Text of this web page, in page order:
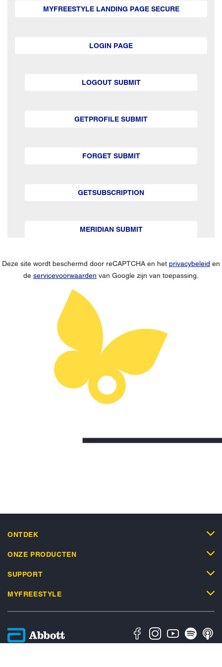
MYFREESTYLE LANDING PAGE SECURE
LOGIN PAGE
LOGOUT SUBMIT
GETPROFILE SUBMIT
FORGET SUBMIT
GETSUBSCRIPTION
MERIDIAN SUBMIT
Deze site wordt beschermd door reCAPTCHA en het privacybeleid en
de servicevoorwaarden van Google zijn van toepassing.
ONTDEK
ONZE PRODUCTEN
SUPPORT
MYFREESTYLE